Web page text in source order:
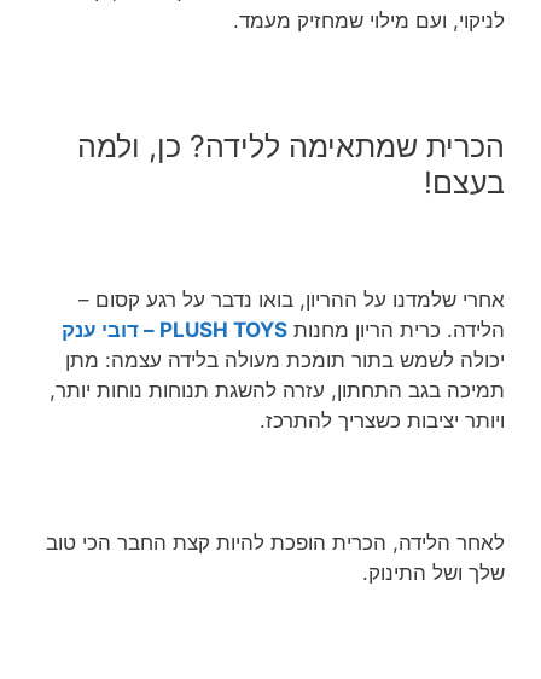
לניקוי, ועם מילוי שמחזיק מעמד.
הכרית שמתאימה ללידה? כן, ולמה
בעצם!
אחרי שלמדנו על ההריון, בואו נדבר על רגע קסום –
הלידה. כרית הריון מחנות PLUSH TOYS – דובי ענק
יכולה לשמש בתור תומכת מעולה בלידה עצמה: מתן
תמיכה בגב התחתון, עזרה להשגת תנוחות נוחות יותר,
ויותר יציבות כשצריך להתרכז.
לאחר הלידה, הכרית הופכת להיות קצת החבר הכי טוב
שלך ושל התינוק.